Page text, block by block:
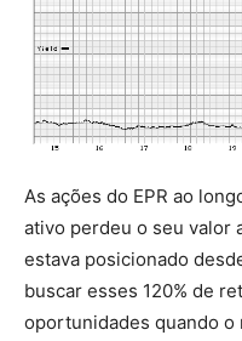
As ações do EPR ao
ativo perdeu o seu valor
estava posicionado
buscar esses 120% de
oportunidades quando o